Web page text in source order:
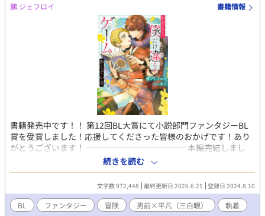
鵩 ジェフロイ 書籍情報
書籍発売中です！！ 第12回BL大賞にて小説部門ファンタジーBL
賞を受賞しました！応援してくださった皆様のおかげです！あり
がとうございます！ ──────────── 本編完結しまし
た！番外編更新予定です。 -- ほとんどの社会活動を仮想空間で行
うようになった現在。誰もが夢に見た「本物のような異世界」と
言っても過言ではないリアリティを持った新作VRMMORPG『Arca
Storia（アルカストーリア）』通称アルストがリリースされた。
読書中毒の遠野嗣治はこのゲームの宣伝を見て考えた。「そんな
続きを読む
文字数 972,448 最終更新日 2026.6.21 登録日 2024.8.10
BL ファンタジー 冒険 男前×平凡（三白眼）
執着